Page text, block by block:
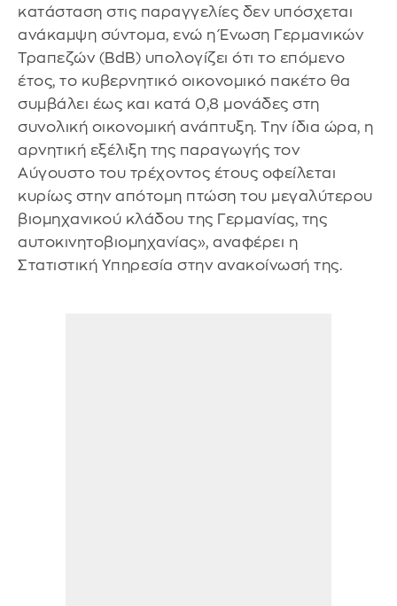
κατάσταση στις παραγγελίες δεν υπόσχεται
ανάκαμψη σύντομα, ενώ η Ένωση Γερμανικών
Τραπεζών (BdB) υπολογίζει ότι το επόμενο
έτος, το κυβερνητικό οικονομικό πακέτο θα
συμβάλει έως και κατά 0,8 μονάδες στη
συνολική οικονομική ανάπτυξη. Την ίδια ώρα, η
αρνητική εξέλιξη της παραγωγής τον
Αύγουστο του τρέχοντος έτους οφείλεται
κυρίως στην απότομη πτώση του μεγαλύτερου
βιομηχανικού κλάδου της Γερμανίας, της
αυτοκινητοβιομηχανίας», αναφέρει η
Στατιστική Υπηρεσία στην ανακοίνωσή της.